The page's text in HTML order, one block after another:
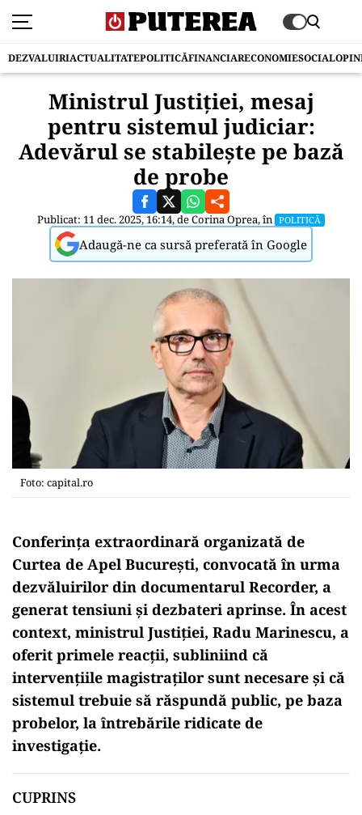
DEZVALUIRIACTUALITATEPOLITICĂFINANCIARECONOMIESOCIAL
Ministrul Justiției, mesaj
pentru sistemul judiciar:
Adevărul se stabilește pe bază
de probe
Publicat: 11 dec. 2025, 16:14, deCorina Oprea, în POLITICĂ
Adaugă-ne ca sursă preferată în Google
Foto: capital.ro
Conferința extraordinară organizată de
Curtea de Apel București, convocată în urma
dezvăluirilor din documentarul Recorder, a
generat tensiuni și dezbateri aprinse. În acest
context, ministrul Justiției, Radu Marinescu, a
oferit primele reacții, subliniind că
intervențiile magistraților sunt necesare și că
sistemul trebuie să răspundă public, pe baza
probelor, la întrebările ridicate de
investigație.
CUPRINS